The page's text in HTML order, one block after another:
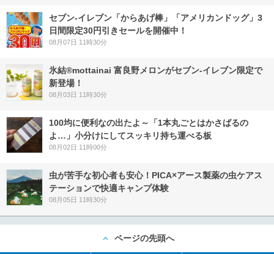
セブン‐イレブン「からあげ棒」「アメリカンドッグ」3
日間限定30円引きセールを開催中！
08月07日 11時30分
氷結®mottainai 富良野メロンがセブン‐イレブン限定で
新登場！
08月03日 11時30分
100均に便利なの出たよ～「1本丸ごとはかさばるの
よ…」小分けにしてスッキリ持ち運べる板
08月02日 11時00分
虫が苦手な初心者も安心！PICA×アース製薬の虫ケアス
テーションで快適キャンプ体験
08月05日 11時30分
ページの先頭へ